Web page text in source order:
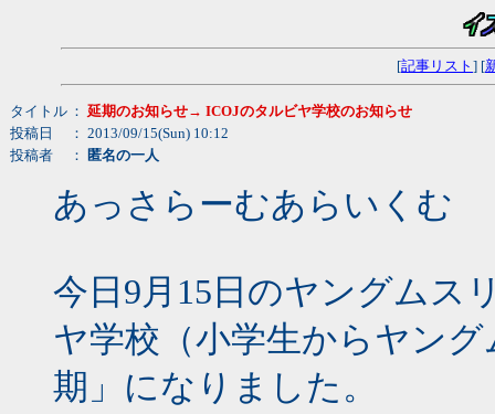
[記事リスト ] [
タイトル ： 延期のお知らせ→ ICOJのタルビヤ学校のお知らせ
投稿日
： 2013/09/15(Sun) 10:12
投稿者
： 匿名の一人
あっさらーむあらいくむ
今日9月15日のヤングムス
ヤ学校（小学生からヤン
期」になりました。